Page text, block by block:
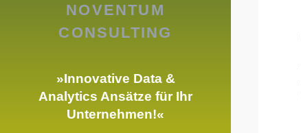
NOVENTUM
CONSULTING
»Innovative Data &
Analytics Ansätze für Ihr
Unternehmen!«